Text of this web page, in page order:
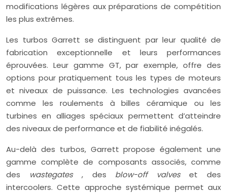
modifications légères aux préparations de compétition
les plus extrêmes.
Les turbos Garrett se distinguent par leur qualité de
fabrication exceptionnelle et leurs performances
éprouvées. Leur gamme GT, par exemple, offre des
options pour pratiquement tous les types de moteurs
et niveaux de puissance. Les technologies avancées
comme les roulements à billes céramique ou les
turbines en alliages spéciaux permettent d’atteindre
des niveaux de performance et de fiabilité inégalés.
Au-delà des turbos, Garrett propose également une
gamme complète de composants associés, comme
des
wastegates, des blow-off valveset des
intercoolers. Cette approche systémique permet aux